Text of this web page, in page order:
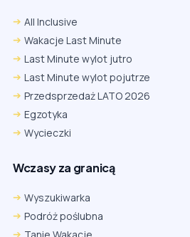
All Inclusive
Wakacje Last Minute
Last Minute wylot jutro
Last Minute wylot pojutrze
Przedsprzedaż LATO 2026
Egzotyka
Wycieczki
Wczasy za granicą
Wyszukiwarka
Podróż poślubna